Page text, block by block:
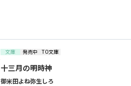
文庫 発売中 TO文庫
十三月の明時神
御米田よね弥生しろ